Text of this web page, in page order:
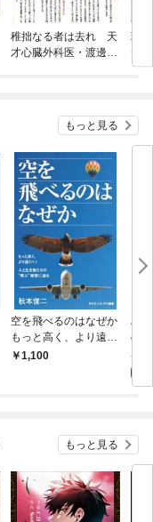
稚拙なる者は去れ 天
才心臓外科医・渡邊剛
現
犬伝
もっと見る
空を飛べるのはなぜか
もっと高く、より遠く
へ！ 人と生き物たち
1,100
み
の
う
量
る
もっと見る